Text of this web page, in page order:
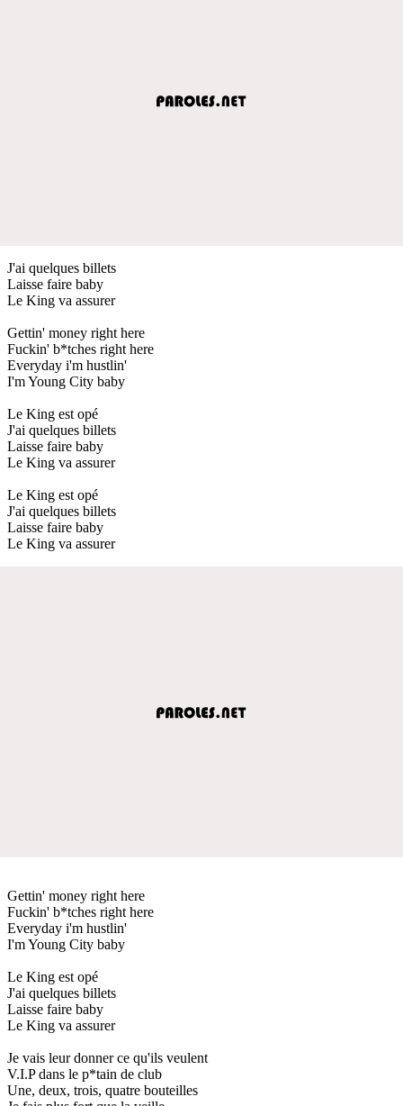
J'ai quelques billets
Laisse faire baby
Le King va assurer
Gettin' money right here
Fuckin' b*tches right here
Everyday i'm hustlin'
I'm Young City baby
Le King est opé
J'ai quelques billets
Laisse faire baby
Le King va assurer
Le King est opé
J'ai quelques billets
Laisse faire baby
Le King va assurer
Gettin' money right here
Fuckin' b*tches right here
Everyday i'm hustlin'
I'm Young City baby
Le King est opé
J'ai quelques billets
Laisse faire baby
Le King va assurer
Je vais leur donner ce qu'ils veulent
V.I.P dans le p*tain de club
Une, deux, trois, quatre bouteilles